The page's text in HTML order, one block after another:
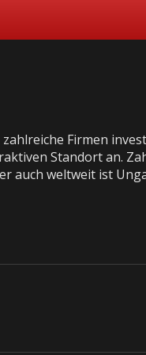
Firmen
Standort an.
auch weltweit ist